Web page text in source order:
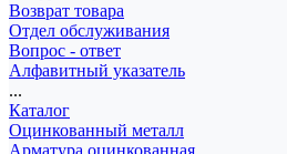
Возврат товара
Отдел обслуживания
Вопрос - ответ
Алфавитный указатель
...
Каталог
Оцинкованный металл
Арматура оцинкованная